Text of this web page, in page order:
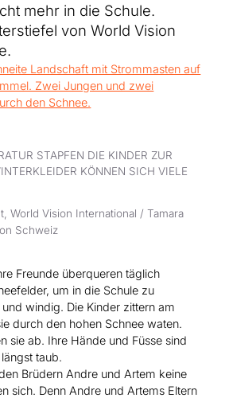
mehr in die Schule.
von World Vision
STAPFEN DIE KINDER ZUR
KÖNNEN SICH VIELE
World Vision International / Tamara
Schweiz
Freunde überqueren täglich
um in die Schule zu
windig. Die Kinder zittern am
durch den hohen Schnee waten.
sie ab. Ihre Hände und Füsse sind
taub.
Brüdern Andre und Artem keine
sich. Denn Andre und Artems Eltern